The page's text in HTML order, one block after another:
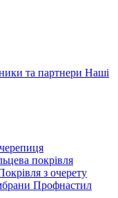
та партнери Наші
покрівля
з очерету
Профнастил